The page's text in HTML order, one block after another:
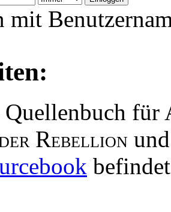
mit
Quellenbuch für
REBELLION